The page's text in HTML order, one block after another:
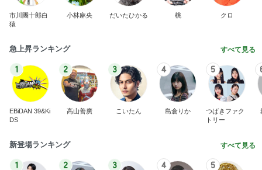
市川團十郎白
猿
小林麻央 だいたひかる 桃 クロ
急上昇ランキング すべて見る
1
EBiDAN 39&Ki
DS
2
高山善廣
3
こいたん
4
島倉りか
5
つばきファク
トリー
新登場ランキング すべて見る
1 2 3 4 5